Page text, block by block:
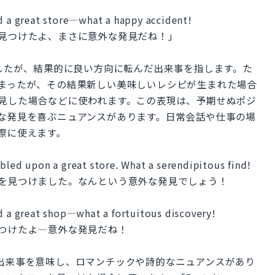
great store—what a happy accident!
つけたよ、まさに意外な発見だね！」
が、結果的に良い方向に転んだ出来事を指します。た
ったが、その結果新しい美味しいレシピが生まれた場合
た場合などに使われます。この表現は、予期せぬポジ
見を喜ぶニュアンスがあります。日常会話や仕事の場
使えます。
upon a great store. What a serendipitous find!
つけました。なんという意外な発見でしょう！
great shop—what a fortuitous discovery!
けたよ—意外な発見だね！
事を意味し、ロマンチックや詩的なニュアンスがあり